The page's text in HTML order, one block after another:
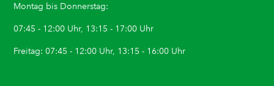
Montag bis Donnerstag:
07:45 - 12:00 Uhr, 13:15 - 17:00 Uhr
Freitag: 07:45 - 12:00 Uhr, 13:15 - 16:00 Uhr